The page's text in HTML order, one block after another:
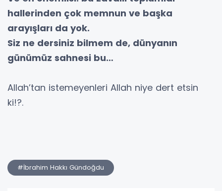
hallerinden çok memnun ve başka
arayışları da yok.
Siz ne dersiniz bilmem de, dünyanın
günümüz sahnesi bu…
Allah’tan istemeyenleri Allah niye dert etsin
ki!?.
#İbrahim Hakkı Gündoğdu